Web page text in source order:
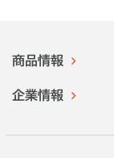
商品情報
企業情報